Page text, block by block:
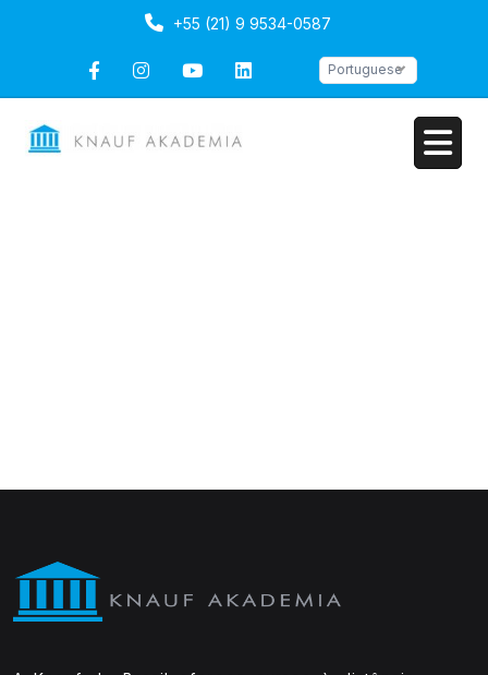
+55 (21) 9 9534-0587
Portuguese